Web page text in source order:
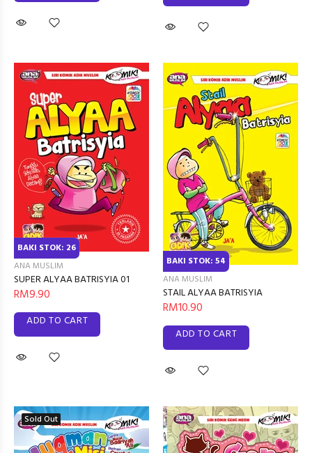
BAKI STOK: 26
ANA MUSLIM
SUPER ALYAA BATRISYIA 01
RM9.90
ADD TO CART
BAKI STOK: 54
ANA MUSLIM
STAIL ALYAA BATRISYIA
RM10.90
ADD TO CART
Sold Out